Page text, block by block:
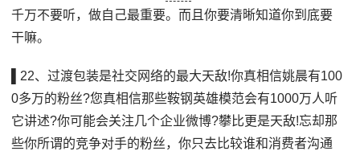
千万不要听，做自己最重要。而且你要清晰知道你到底要
干嘛。
▌22、过渡包装是社交网络的最大天敌!你真相信姚晨有100
0多万的粉丝?您真相信那些鞍钢英雄模范会有1000万人听
它讲述?你可能会关注几个企业微博?攀比更是天敌!忘却那
些你所谓的竞争对手的粉丝，你只去比较谁和消费者沟通